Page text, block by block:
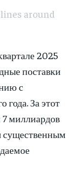
around
2025
поставки
с
года. За этот
7 миллиардов
существенным